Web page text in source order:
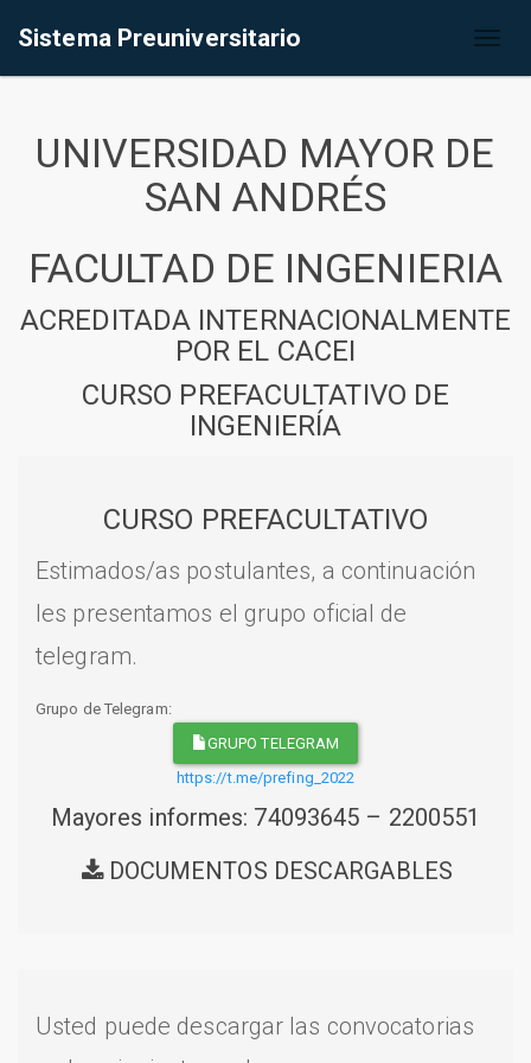
Sistema Preuniversitario
UNIVERSIDAD MAYOR DE
SAN ANDRÉS
FACULTAD DE INGENIERIA
ACREDITADA INTERNACIONALMENTE
POR EL CACEI
CURSO PREFACULTATIVO DE
INGENIERÍA
CURSO PREFACULTATIVO
Estimados/as postulantes, a continuación
les presentamos el grupo oficial de
telegram.
Grupo de Telegram:
GRUPO TELEGRAM
https://t.me/prefing_2022
Mayores informes: 74093645 – 2200551
DOCUMENTOS DESCARGABLES
Usted puede descargar las convocatorias